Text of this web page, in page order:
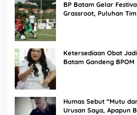
BP Batam Gelar
Grassroot, Puluhan
Ketersediaan Obat
Batam Gandeng BPOM
Humas Sebut “Mutu
Urusan Saya, Apapun